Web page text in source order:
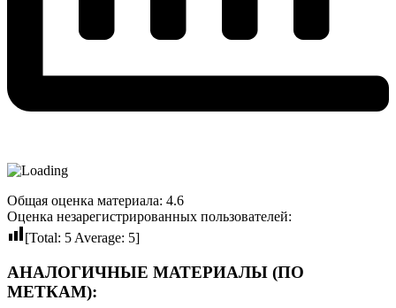
Общая оценка материала: 4.6
Оценка незарегистрированных пользователей:
[Total: 5 Average: 5]
АНАЛОГИЧНЫЕ МАТЕРИАЛЫ (ПО
МЕТКАМ):